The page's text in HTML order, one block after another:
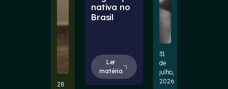
28
nativa no
Brasil
Ler
matéria
31
de
julho,
2026